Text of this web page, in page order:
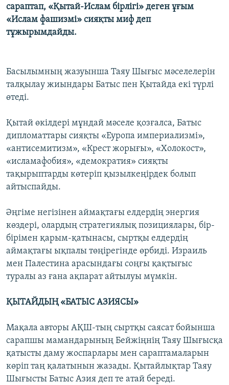
сараптап, «Қытай-Ислам бірлігі» деген ұғым
«Ислам фашизмі» сияқты миф деп
тұжырымдайды.
Басылымның жазуынша Таяу Шығыс мәселелерін
талқылау жиындары Батыс пен Қытайда екі түрлі
өтеді.
Қытай өкілдері мұндай мәселе қозғалса, Батыс
дипломаттары сияқты «Еуропа империализмі»,
«антисемитизм», «Крест жорығы», «Холокост»,
«исламафобия», «демократия» сияқты
тақырыптарды көтеріп қызылкеңірдек болып
айтыспайды.
Әңгіме негізінен аймақтағы елдердің энергия
көздері, олардың стратегиялық позициялары, бір-
бірімен қарым-қатынасы, сыртқы елдердің
аймақтағы ықпалы төңірегінде өрбиді. Израиль
мен Палестина арасындағы соңғы қақтығыс
туралы аз ғана ақпарат айтылуы мүмкін.
ҚЫТАЙДЫҢ «БАТЫС АЗИЯСЫ»
Мақала авторы АҚШ-тың сыртқы саясат бойынша
сарапшы мамандарының Бейжіңнің Таяу Шығысқа
қатысты даму жоспарлары мен сараптамаларын
көріп таң қалатынын жазады. Қытайлықтар Таяу
Шығысты Батыс Азия деп те атай береді.